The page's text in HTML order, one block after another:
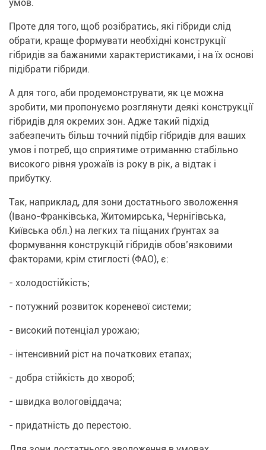
умов.
Проте для того, щоб розібратись, які гібриди слід
обрати, краще формувати необхідні конструкції
гібридів за бажаними характеристиками, і на їх основі
підібрати гібриди.
А для того, аби продемонструвати, як це можна
зробити, ми пропонуємо розглянути деякі конструкції
гібридів для окремих зон. Адже такий підхід
забезпечить більш точний підбір гібридів для ваших
умов і потреб, що сприятиме отриманню стабільно
високого рівня урожаїв із року в рік, а відтак і
прибутку.
Так, наприклад, для зони достатнього зволоження
(Івано-Франківська, Житомирська, Чернігівська,
Київська обл.) на легких та піщаних ґрунтах за
формування конструкцій гібридів обов’язковими
факторами, крім стиглості (ФАО), є:
- холодостійкість;
- потужний розвиток кореневої системи;
- високий потенціал урожаю;
- інтенсивний ріст на початкових етапах;
- добра стійкість до хвороб;
- швидка вологовіддача;
- придатність до перестою.